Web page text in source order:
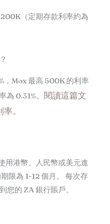
（定期存款利率約為
，Mox 最高 500K 的利率
0.31%。 閱讀這篇文
。
用港幣、人民幣或美元進
限為 1-12 個月。 每次存
您的 ZA 銀行賬戶。